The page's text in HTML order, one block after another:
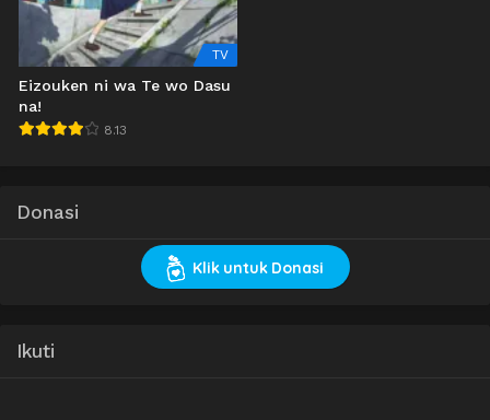
TV
Eizouken ni wa Te wo Dasu
na!
8.13
Donasi
Klik untuk Donasi
Ikuti